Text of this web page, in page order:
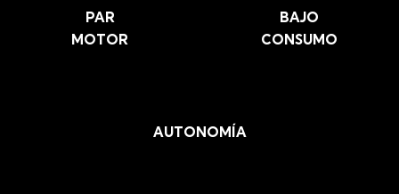
PAR
MOTOR
BAJO
CONSUMO
AUTONOMÍA